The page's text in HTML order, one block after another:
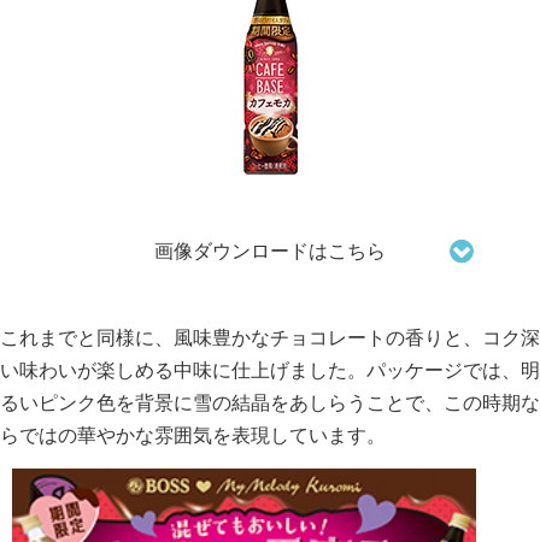
画像ダウンロードはこちら
これまでと同様に、風味豊かなチョコレートの香りと、コク深
い味わいが楽しめる中味に仕上げました。パッケージでは、明
るいピンク色を背景に雪の結晶をあしらうことで、この時期な
らではの華やかな雰囲気を表現しています。